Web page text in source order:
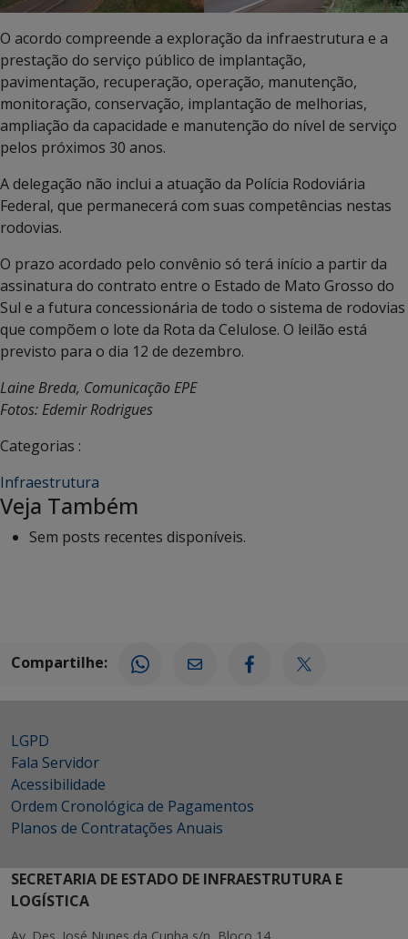
O acordo compreende a exploração da infraestrutura e a
prestação do serviço público de implantação,
pavimentação, recuperação, operação, manutenção,
monitoração, conservação, implantação de melhorias,
ampliação da capacidade e manutenção do nível de serviço
pelos próximos 30 anos.
A delegação não inclui a atuação da Polícia Rodoviária
Federal, que permanecerá com suas competências nestas
rodovias.
O prazo acordado pelo convênio só terá início a partir da
assinatura do contrato entre o Estado de Mato Grosso do
Sul e a futura concessionária de todo o sistema de rodovias
que compõem o lote da Rota da Celulose. O leilão está
previsto para o dia 12 de dezembro.
Laine Breda, Comunicação EPE
Fotos: Edemir Rodrigues
Categorias :
Infraestrutura
Veja Também
Sem posts recentes disponíveis.
Compartilhe:
LGPD
Fala Servidor
Acessibilidade
Ordem Cronológica de Pagamentos
Planos de Contratações Anuais
SECRETARIA DE ESTADO DE INFRAESTRUTURA E
LOGÍSTICA
Av. Des. José Nunes da Cunha s/n, Bloco 14